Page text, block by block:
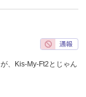
、Kis-My-Ft2とじゃん